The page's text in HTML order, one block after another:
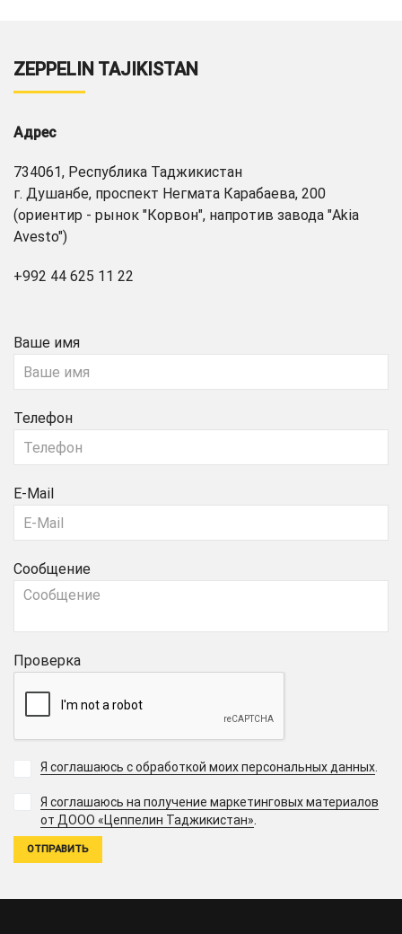
ZEPPELIN TAJIKISTAN
Адрес
734061, Республика Таджикистан
г. Душанбе, проспект Негмата Карабаева, 200
(ориентир - рынок "Корвон", напротив завода "Akia
Avesto")
+992 44 625 11 22
Ваше имя
Телефон
E-Mail
Сообщение
Проверка
Я соглашаюсь с обработкой моих персональных данных
Я соглашаюсь на получение маркетинговых материалов
от ДООО «Цеппелин Таджикистан».